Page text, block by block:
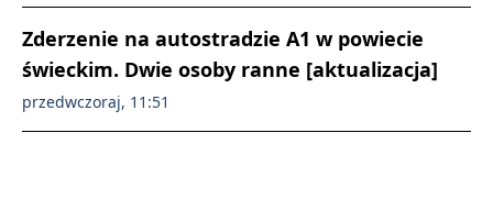
Zderzenie na autostradzie A1 w powiecie
świeckim. Dwie osoby ranne [aktualizacja]
przedwczoraj, 11:51